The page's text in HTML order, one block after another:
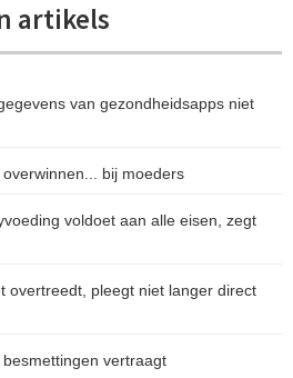
artikels
van gezondheidsapps niet
bij moeders
voldoet aan alle eisen, zegt
overtreedt, pleegt niet langer direct
vertraagt